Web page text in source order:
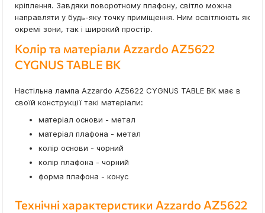
кріплення. Завдяки поворотному плафону, світло можна
направляти у будь-яку точку приміщення. Ним освітлюють як
окремі зони, так і широкий простір.
Колір та матеріали Azzardo AZ5622
CYGNUS TABLE BK
Настільна лампа Azzardo AZ5622 CYGNUS TABLE BK має в
своїй конструкції такі матеріали:
матеріал основи - метал
матеріал плафона - метал
колір основи - чорний
колір плафона - чорний
форма плафона - конус
Технічні характеристики Azzardo AZ5622